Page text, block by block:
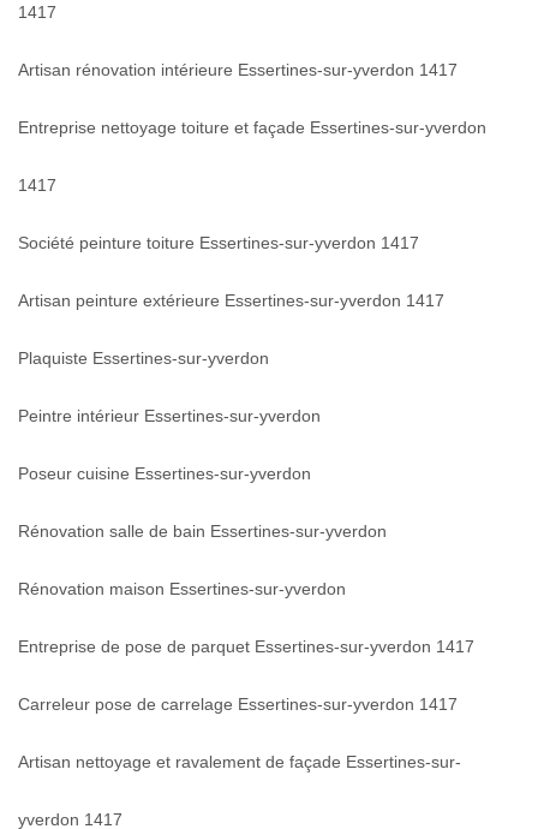
1417
Artisan rénovation intérieure Essertines-sur-yverdon 1417
Entreprise nettoyage toiture et façade Essertines-sur-yverdon
1417
Société peinture toiture Essertines-sur-yverdon 1417
Artisan peinture extérieure Essertines-sur-yverdon 1417
Plaquiste Essertines-sur-yverdon
Peintre intérieur Essertines-sur-yverdon
Poseur cuisine Essertines-sur-yverdon
Rénovation salle de bain Essertines-sur-yverdon
Rénovation maison Essertines-sur-yverdon
Entreprise de pose de parquet Essertines-sur-yverdon 1417
Carreleur pose de carrelage Essertines-sur-yverdon 1417
Artisan nettoyage et ravalement de façade Essertines-sur-
yverdon 1417